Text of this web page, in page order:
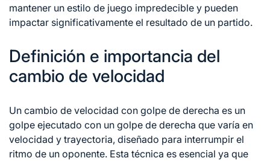
mantener un estilo de juego impredecible y pueden
impactar significativamente el resultado de un partido.
Definición e importancia del
cambio de velocidad
Un cambio de velocidad con golpe de derecha es un
golpe ejecutado con un golpe de derecha que varía en
velocidad y trayectoria, diseñado para interrumpir el
ritmo de un oponente. Esta técnica es esencial ya que